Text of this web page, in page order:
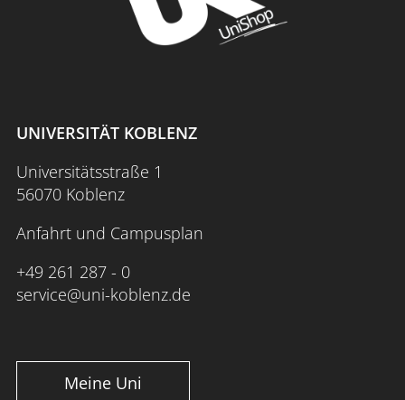
UNIVERSITÄT KOBLENZ
Universitätsstraße 1
56070 Koblenz
Anfahrt und Campusplan
+49 261 287 - 0
service@uni-koblenz.de
Meine Uni